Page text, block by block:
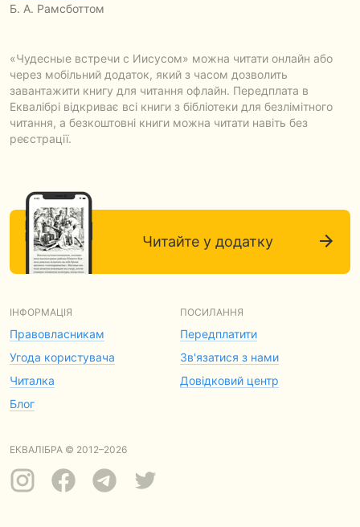
Б. А. Рамсботтом
«Чудесные встречи с Иисусом» можна читати онлайн або
через мобільний додаток, який з часом дозволить
завантажити книгу для читання офлайн. Передплата в
Еквалібрі відкриває всі книги з бібліотеки для безлімітного
читання, а безкоштовні книги можна читати навіть без
реєстрації.
Читайте у додатку
ІНФОРМАЦІЯ
Правовласникам
Угода користувача
Читалка
Блог
ПОСИЛАННЯ
Передплатити
Зв'язатися з нами
Довідковий центр
ЕКВАЛІБРА © 2012–2026